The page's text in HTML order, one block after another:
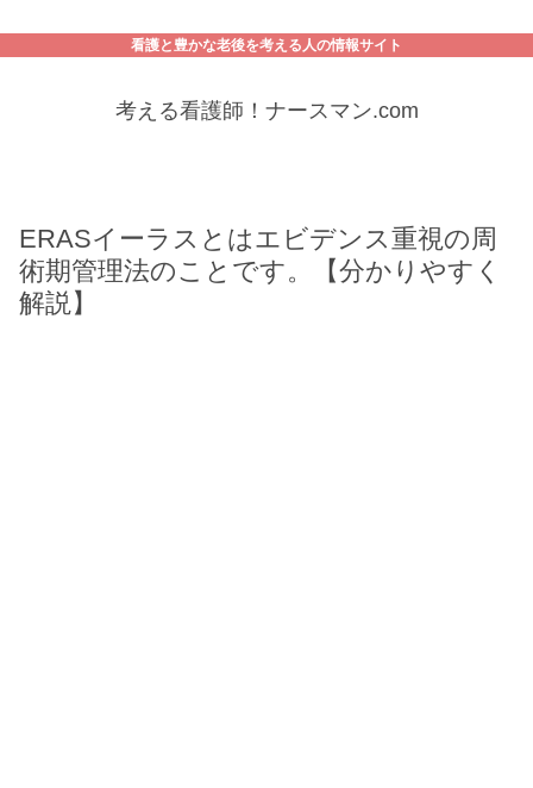
看護と豊かな老後を考える人の情報サイト
考える看護師！ナースマン.com
ERASイーラスとはエビデンス重視の周
術期管理法のことです。【分かりやすく
解説】